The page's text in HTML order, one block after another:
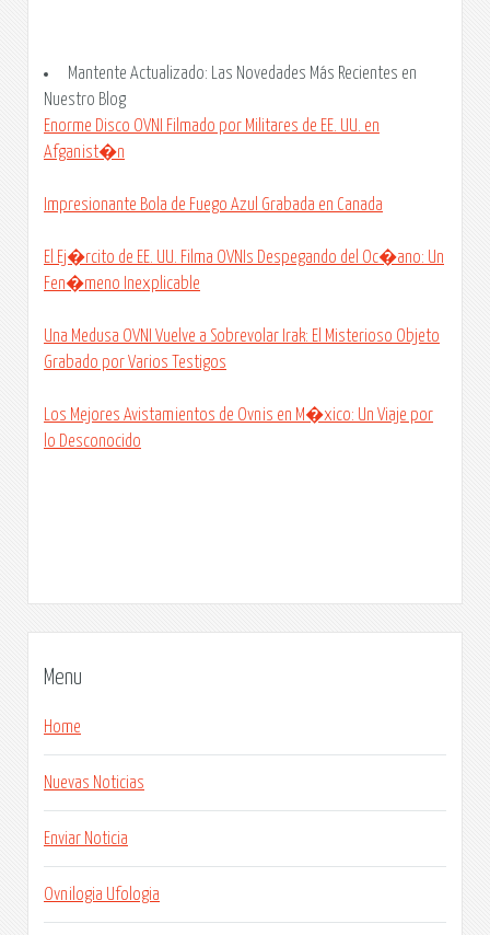
Mantente Actualizado: Las Novedades Más Recientes en
Nuestro Blog
Enorme Disco OVNI Filmado por Militares de EE. UU. en
Afganist�n
Impresionante Bola de Fuego Azul Grabada en Canada
El Ej�rcito de EE. UU. Filma OVNIs Despegando del Oc�ano: Un
Fen�meno Inexplicable
Una Medusa OVNI Vuelve a Sobrevolar Irak: El Misterioso Objeto
Grabado por Varios Testigos
Los Mejores Avistamientos de Ovnis en M�xico: Un Viaje por
lo Desconocido
Menu
Home
Nuevas Noticias
Enviar Noticia
Ovnilogia Ufologia